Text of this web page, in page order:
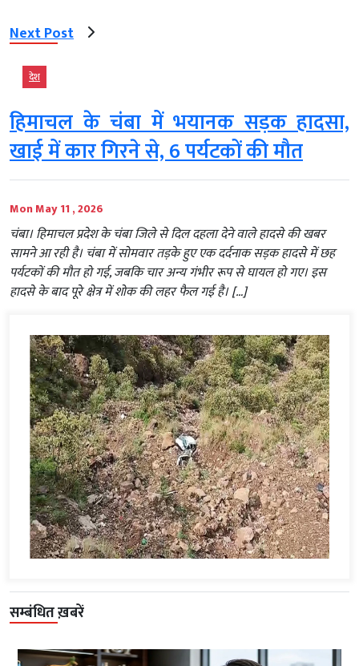
Next Post
देश
हिमाचल के चंबा में भयानक सड़क हादसा,
खाई में कार गिरने से, 6 पर्यटकों की मौत
Mon May 11 , 2026
चंबा। हिमाचल प्रदेश के चंबा जिले से दिल दहला देने वाले हादसे की खबर
सामने आ रही है। चंबा में सोमवार तड़के हुए एक दर्दनाक सड़क हादसे में छह
पर्यटकों की मौत हो गई, जबकि चार अन्य गंभीर रूप से घायल हो गए। इस
हादसे के बाद पूरे क्षेत्र में शोक की लहर फैल गई है। […]
सम्बंधित ख़बरें